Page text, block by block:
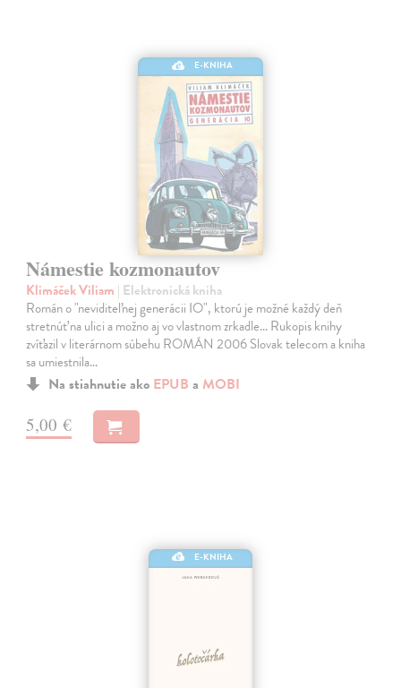
E-KNIHA
Námestie kozmonautov
Klimáček Viliam | Elektronická kniha
Román o "neviditeľnej generácii IO", ktorú je možné každý deň
stretnúť na ulici a možno aj vo vlastnom zrkadle... Rukopis knihy
zvíťazil v literárnom súbehu ROMÁN 2006 Slovak telecom a kniha
sa umiestnila…
Na stiahnutie ako EPUB a MOBI
5,00 €
E-KNIHA